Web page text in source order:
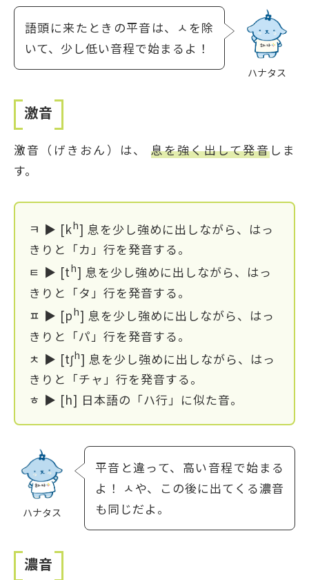
ハナタス
語頭に来たときの平音は、ㅅを除
いて、少し低い音程で始まるよ！
激音
激音（げきおん）は、 息を強く出して発音しま
す。
ㅋ ▶ [kh] 息を少し強めに出しながら、はっ
きりと「カ」行を発音する。
ㅌ ▶ [th] 息を少し強めに出しながら、はっ
きりと「タ」行を発音する。
ㅍ ▶ [ph] 息を少し強めに出しながら、はっ
きりと「パ」行を発音する。
ㅊ ▶ [tʃh] 息を少し強めに出しながら、はっ
きりと「チャ」行を発音する。
ㅎ ▶ [h] 日本語の「ハ行」に似た音。
ハナタス
平音と違って、高い音程で始まる
よ！ ㅅや、この後に出てくる濃音
も同じだよ。
濃音